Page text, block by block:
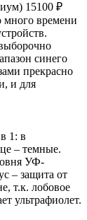
15100 ₽
много времени
синего
прекрасно
и для
1: в
– темные.
УФ-
– защита от
т.к. лобовое
ультрафиолет.